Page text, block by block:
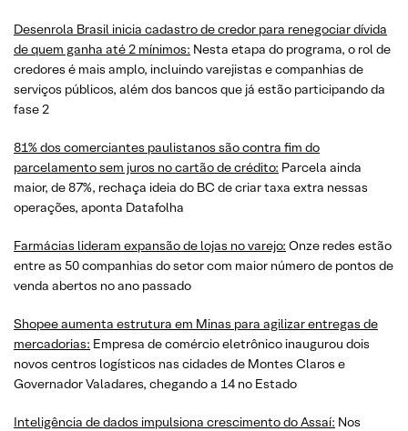
Desenrola Brasil inicia cadastro de credor para renegociar dívida
de quem ganha até 2 mínimos: Nesta etapa do programa, o rol de
credores é mais amplo, incluindo varejistas e companhias de
serviços públicos, além dos bancos que já estão participando da
fase 2
81% dos comerciantes paulistanos são contra fim do
parcelamento sem juros no cartão de crédito: Parcela ainda
maior, de 87%, rechaça ideia do BC de criar taxa extra nessas
operações, aponta Datafolha
Farmácias lideram expansão de lojas no varejo: Onze redes estão
entre as 50 companhias do setor com maior número de pontos de
venda abertos no ano passado
Shopee aumenta estrutura em Minas para agilizar entregas de
mercadorias: Empresa de comércio eletrônico inaugurou dois
novos centros logísticos nas cidades de Montes Claros e
Governador Valadares, chegando a 14 no Estado
Inteligência de dados impulsiona crescimento do Assaí: Nos